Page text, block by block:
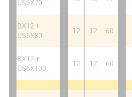
US6X70
BX12 +
US6X80
12 12 60
BX12 +
US6X100
12 12 60